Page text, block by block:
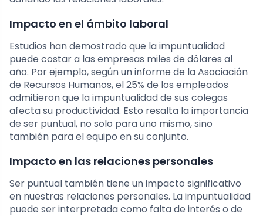
Impacto en el ámbito laboral
Estudios han demostrado que la impuntualidad
puede costar a las empresas miles de dólares al
año. Por ejemplo, según un informe de la Asociación
de Recursos Humanos, el 25% de los empleados
admitieron que la impuntualidad de sus colegas
afecta su productividad. Esto resalta la importancia
de ser puntual, no solo para uno mismo, sino
también para el equipo en su conjunto.
Impacto en las relaciones personales
Ser puntual también tiene un impacto significativo
en nuestras relaciones personales. La impuntualidad
puede ser interpretada como falta de interés o de